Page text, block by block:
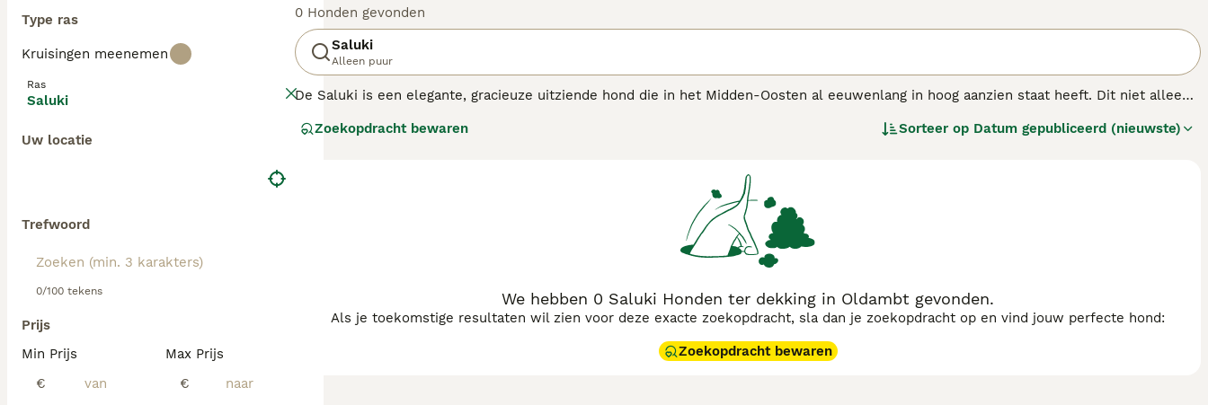
Type ras
Kruisingen meenemen
Ras
Saluki
Uw locatie
Trefwoord
0/100 tekens
Prijs
Min Prijs
€
Max Prijs
€
0 Honden gevonden
Saluki
Alleen puur
De Saluki is een elegante, gracieuze uitziende hond die in het Midden-Oosten al eeuwenlang in hoog aanzien staat heeft. Dit niet alleen
steeds groot respect afdwingen. De honden zijn een populaire keuze geworden onder mensen die bekend zijn met de behoeften van het
Zoekopdracht bewaren Sorteer op Datum gepubliceerd (nieuwste)
We hebben 0 Saluki Honden ter dekking in Oldambt gevonden.
Als je toekomstige resultaten wil zien voor deze exacte zoekopdracht, sla dan je zoekopdracht op en vind jouw perfecte hond:
Zoekopdracht bewaren